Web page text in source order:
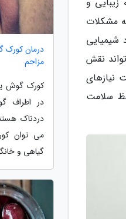
مشکلات
شیمیایی
نقش
نیازهای
سلامت
درمان
مزاحم
کورک گوش
در اطراف
دردناک
می توان
گیاهی و